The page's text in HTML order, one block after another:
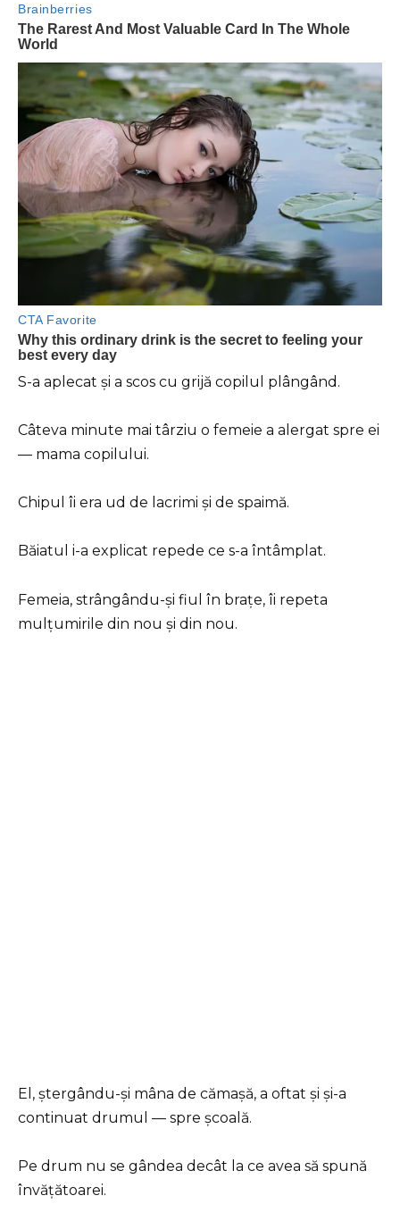
S-a aplecat și a scos cu grijă copilul plângând.
Câteva minute mai târziu o femeie a alergat spre ei
— mama copilului.
Chipul îi era ud de lacrimi și de spaimă.
Băiatul i-a explicat repede ce s-a întâmplat.
Femeia, strângându-și fiul în brațe, îi repeta
mulțumirile din nou și din nou.
El, ștergându-și mâna de cămașă, a oftat și și-a
continuat drumul — spre școală.
Pe drum nu se gândea decât la ce avea să spună
învățătoarei.